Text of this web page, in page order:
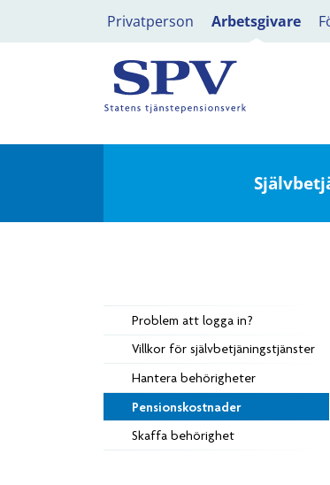
Privatperson Arbetsgivare
Problem att logga in?
Villkor för självbetjäningstjänster
Hantera behörigheter
Pensionskostnader
Skaffa behörighet